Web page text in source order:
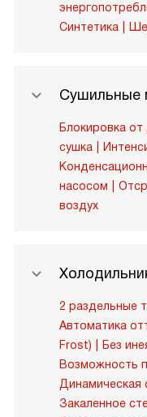
Синтетика
Сушильные
Блокировка от
сушка
насосом
воздух
2 раздельные
Автоматика
Frost)
Без
Возможность
Динамическая
Закаленное